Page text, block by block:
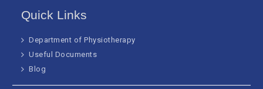
Quick Links
Department of Physiotherapy
Useful Documents
Blog